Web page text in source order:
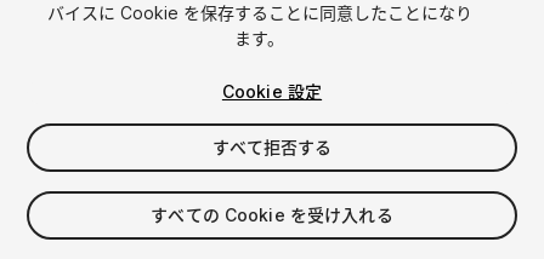
$59.99
消費税は決済時に計算されます
バイスに Cookie を保存することに同意したことになり
ます。
Cookie 設定
すべて拒否する
すべての Cookie を受け入れる